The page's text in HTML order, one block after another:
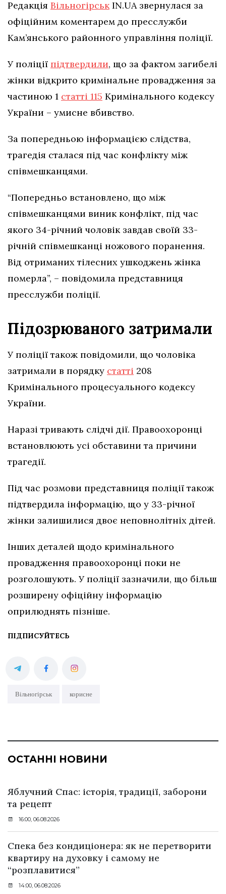
Редакція ВільногірськIN.UA звернулася за
офіційним коментарем до пресслужби
Кам’янського районного управління поліції.
У поліції підтвердили, що за фактом загибелі
жінки відкрито кримінальне провадження за
частиною 1 статті 115 Кримінального кодексу
України – умисне вбивство.
За попередньою інформацією слідства,
трагедія сталася під час конфлікту між
співмешканцями.
“Попередньо встановлено, що між
співмешканцями виник конфлікт, під час
якого 34-річний чоловік завдав своїй 33-
річній співмешканці ножового поранення.
Від отриманих тілесних ушкоджень жінка
померла”, – повідомила представниця
пресслужби поліції.
Підозрюваного затримали
У поліції також повідомили, що чоловіка
затримали в порядку статті 208
Кримінального процесуального кодексу
України.
Наразі тривають слідчі дії. Правоохоронці
встановлюють усі обставини та причини
трагедії.
Під час розмови представниця поліції також
підтвердила інформацію, що у 33-річної
жінки залишилися двоє неповнолітніх дітей.
Інших деталей щодо кримінального
провадження правоохоронці поки не
розголошують. У поліції зазначили, що більш
розширену офіційну інформацію
оприлюднять пізніше.
ПІДПИСУЙТЕСЬ
Вільногірськ корисне
ОСТАННІ НОВИНИ
Яблучний Спас: історія, традиції, заборони
та рецепт
16:00, 06.08.2026
Спека без кондиціонера: як не перетворити
квартиру на духовку і самому не
“розплавитися”
14:00, 06.08.2026